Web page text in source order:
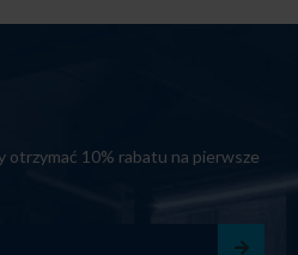
otrzymać 10% rabatu na pierwsze